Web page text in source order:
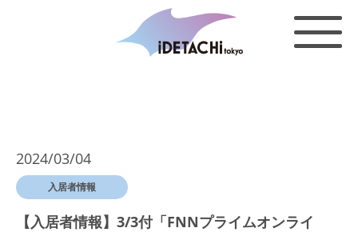
2024/03/04
入居者情報
【入居者情報】3/3付「FNNプライムオンライ